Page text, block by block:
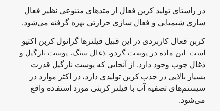
در راستای تولید کربن فعال از متدهای متنوعی نظیر فعال
سازی شیمیایی و فعال سازی حرارتی بهره گرفته می‌شود.
کربن فعال کاربردی در این قبیل فیلترها گرانول کربن اکتیو
است. این ماده در پوست گردو، ذغال سنگ، پوست نارگیل و
ذغال چوب وجود دارد. از آنجایی که پوست نارگیل قدرت
بسیار بالایی در جذب کربن تولیدی دارد، در اکثر موارد در
سیستم‌های تصفیه آب با فیلتر کربنی مورد استفاده واقع
می‌شود.